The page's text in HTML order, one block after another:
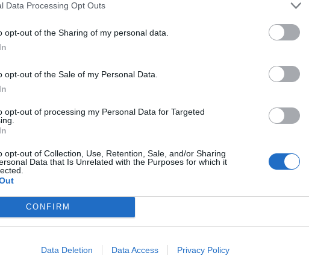
Data Processing Opt Outs
opt-out of the Sharing of my personal data.
opt-out of the Sale of my Personal Data.
opt-out of processing my Personal Data for Targeted
opt-out of Collection, Use, Retention, Sale, and/or Sharing
Data that Is Unrelated with the Purposes for which it
CONFIRM
Data Deletion Data Access Privacy Policy
egy